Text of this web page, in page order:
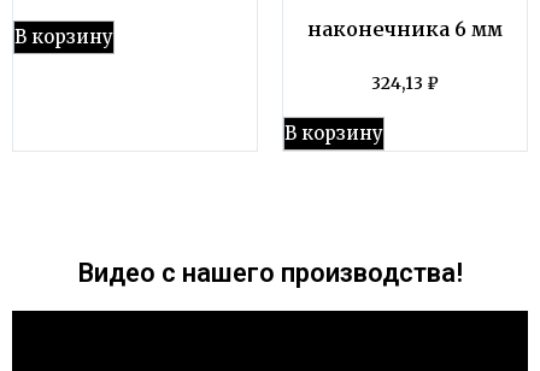
В корзину
наконечника 6 мм
324,13 ₽
В корзину
Видео с нашего производства!